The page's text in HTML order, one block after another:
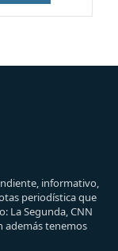
informativo,
periodística que
La Segunda, CNN
además tenemos